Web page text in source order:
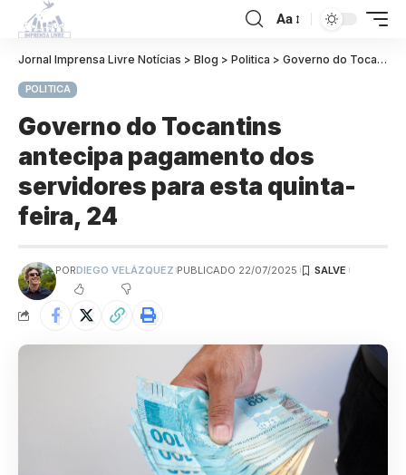
Aa
Jornal Imprensa Livre Notícias > Blog > Politica > Governo do Tocantins antecipa pagamento dos servidores para esta quinta-feira, 24
POLITICA
Governo do Tocantins
antecipa pagamento dos
servidores para esta quinta-
feira, 24
PORDIEGO VELÁZQUEZ PUBLICADO 22/07/2025